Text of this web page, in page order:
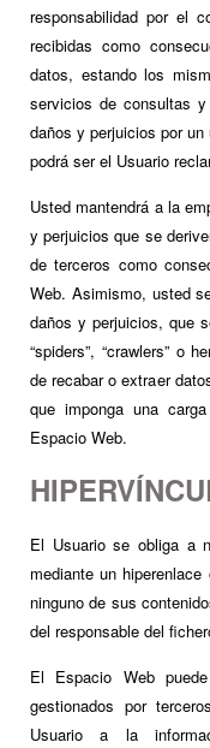
responsabilidad por el
recibidas como
datos, estando los
servicios de consultas
daños y perjuicios por
podrá ser el Usuario
Usted mantendrá a la
y perjuicios que se
de terceros como
Web. Asimismo, usted
daños y perjuicios, que
“spiders”, “crawlers” o
de recabar o extraer
que imponga una
Espacio Web.
El Usuario se obliga a
mediante un
ninguno de sus
del responsable del
El Espacio Web
gestionados por
Usuario a la